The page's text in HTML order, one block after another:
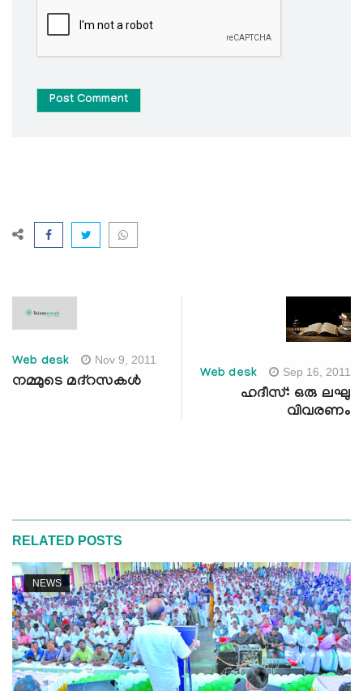
Post Comment
Web desk Nov 9, 2011
നമ്മുടെ മദ്‌റസകള്‍
Web desk Sep 16, 2011
ഹദീസ്: ഒരു ലഘു
വിവരണം
RELATED POSTS
NEWS